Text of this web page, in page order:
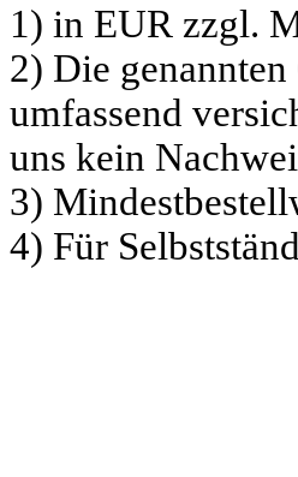
1) in EUR zzgl.
2) Die
umfassend
uns kein
3)
4) Für